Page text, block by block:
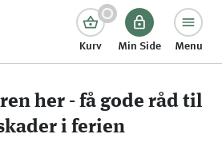
Kurv Min Side Menu
her - få gode råd til
i ferien